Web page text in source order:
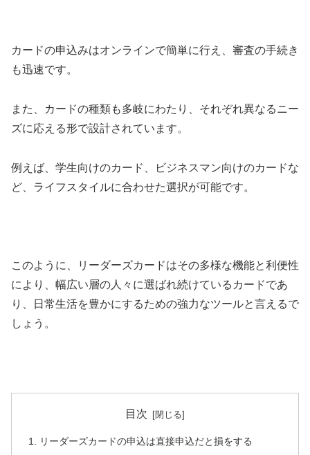
カードの申込みはオンラインで簡単に行え、審査の手続き
も迅速です。
また、カードの種類も多岐にわたり、それぞれ異なるニー
ズに応える形で設計されています。
例えば、学生向けのカード、ビジネスマン向けのカードな
ど、ライフスタイルに合わせた選択が可能です。
このように、リーダーズカードはその多様な機能と利便性
により、幅広い層の人々に選ばれ続けているカードであ
り、日常生活を豊かにするための強力なツールと言えるで
しょう。
目次
リーダーズカードの申込は直接申込だと損をする